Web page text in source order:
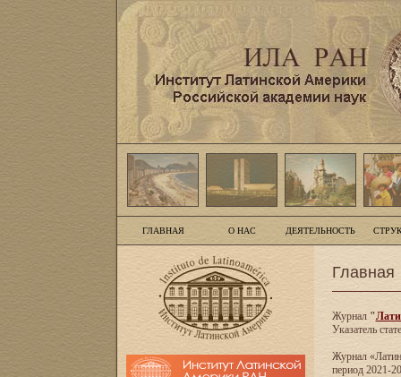
ГЛАВНАЯ О НАС ДЕЯТЕЛЬНОСТЬ
Главная
Журнал"
Указатель
Журнал
период 2021-